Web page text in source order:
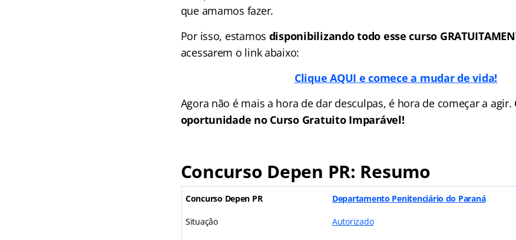
que amamos fazer.
Por isso, estamos disponibilizando todo esse curso
acessarem o link abaixo:
Clique AQUI e comece a mudar de vida!
Agora não é mais a hora de dar desculpas, é hora de começar a agir.
oportunidade no Curso Gratuito Imparável!
Concurso Depen PR: Resumo
Concurso Depen PR Departamento Penitenciário do Paraná
Situação Autorizado